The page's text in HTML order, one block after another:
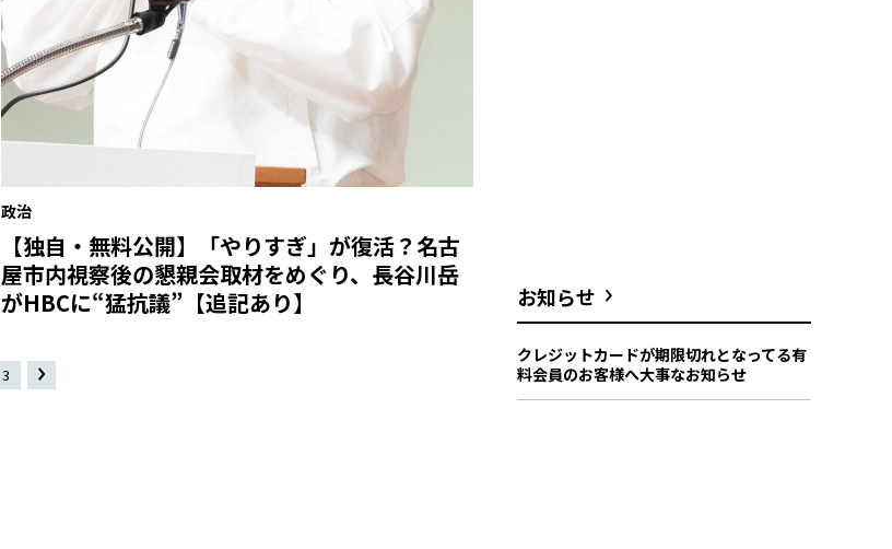
政治
【独自・無料公開】「やりすぎ」が復活？名古
屋市内視察後の懇親会取材をめぐり、長谷川岳
がHBCに“猛抗議”【追記あり】
3 »
お知らせ
クレジットカードが期限切れとなってる有
料会員のお客様へ大事なお知らせ